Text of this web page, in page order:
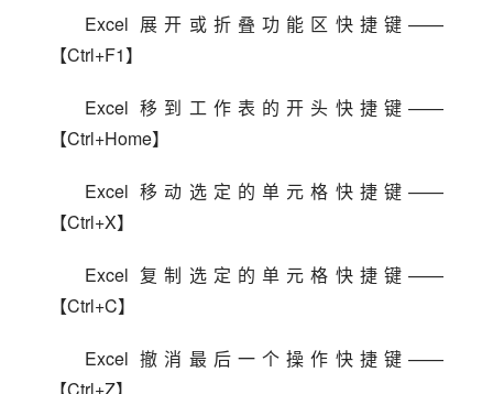
Excel 展开或折叠功能区快捷键——
【Ctrl+F1】
Excel 移到工作表的开头快捷键——
【Ctrl+Home】
Excel 移动选定的单元格快捷键——
【Ctrl+X】
Excel 复制选定的单元格快捷键——
【Ctrl+C】
Excel 撤消最后一个操作快捷键——